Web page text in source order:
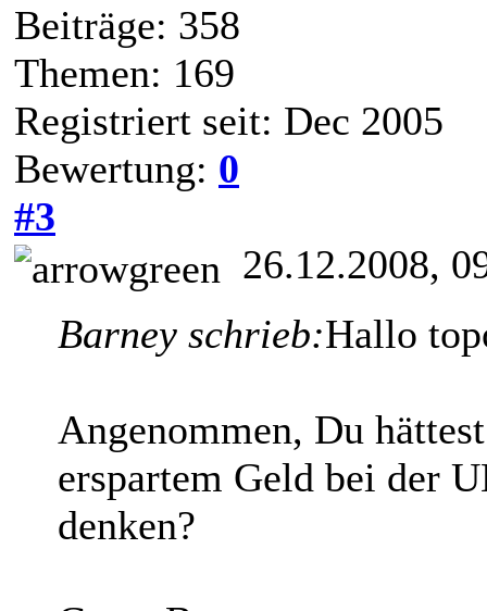
Beiträge: 358
Themen: 169
Registriert seit: Dec 2005
Bewertung: 0
#3
26.12.2008,
Barney schrieb:Hallo
Angenommen, Du
erspartem Geld bei der
denken?